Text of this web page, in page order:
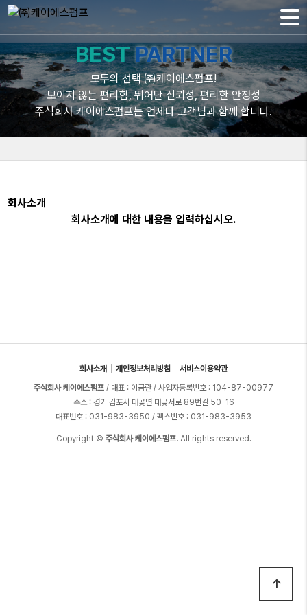
BESTPARTNER
모두의 선택 ㈜케이에스펌프!
보이지 않는 편리함, 뛰어난 신뢰성, 편리한 안정성
주식회사 케이에스펌프는 언제나 고객님과 함께 합니다.
회사소개
회사소개에 대한 내용을 입력하십시오.
회사소개 개인정보처리방침
서비스이용약관
주식회사 케이에스펌프 / 대표 : 이금란 / 사업자등록번호 : 104-87-00977
주소 : 경기 김포시 대곶면 대곶서로 89번길 50-16
대표번호 : 031-983-3950 / 팩스번호 : 031-983-3953
Copyright © 주식회사 케이에스펌프.All rights reserved.